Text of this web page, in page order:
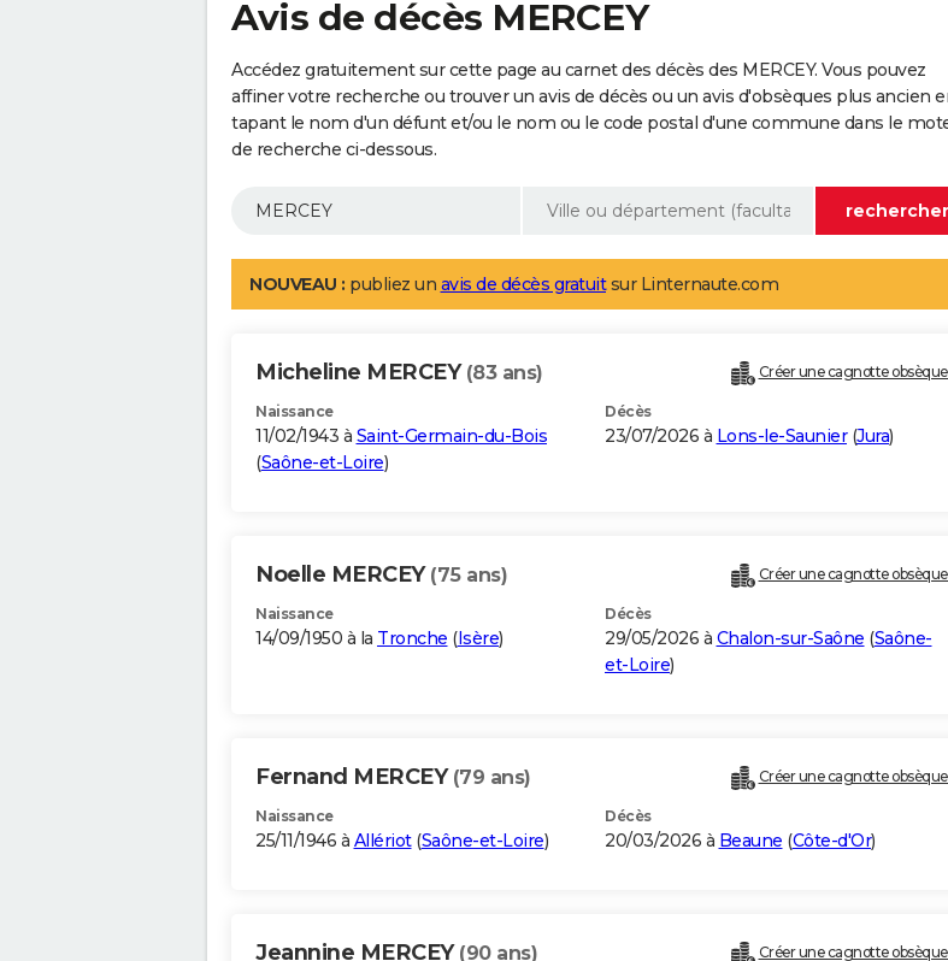
Avis de décès MERCEY
Accédez gratuitement sur cette page au carnet des décès des MERCEY. Vous pouvez
affiner votre recherche ou trouver un avis de décès ou un avis d'obsèques plus ancien
tapant le nom d'un défunt et/ou le nom ou le code postal d'une commune dans le
de recherche ci-dessous.
NOUVEAU : publiez un avis de décès gratuitsur Linternaute.com
Micheline MERCEY (83 ans) Créer une cagnotte
Naissance
11/02/1943 à Saint-Germain-du-Bois
(Saône-et-Loire)
Décès
23/07/2026 à Lons-le-Saunier(Jura)
Noelle MERCEY (75 ans) Créer une cagnotte
Naissance
14/09/1950 à la Tronche (Isère)
Décès
29/05/2026 à Chalon-sur-Saône (Saône-
et-Loire)
Fernand MERCEY (79 ans) Créer une cagnotte
Naissance
25/11/1946 à Allériot(Saône-et-Loire)
Décès
20/03/2026 à Beaune (Côte-d'Or)
Jeannine MERCEY (90 ans) Créer une cagnotte